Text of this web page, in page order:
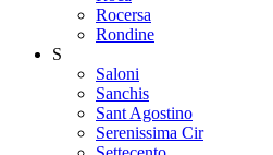
Rocersa
Rondine
S
Saloni
Sanchis
Sant Agostino
Serenissima Cir